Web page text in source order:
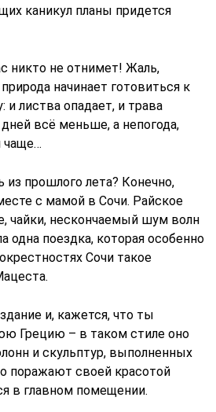
каникул планы придется
никто не отнимет! Жаль,
начинает готовиться к
и листва опадает, и трава
всё меньше, а непогода,
чаще…
прошлого лета? Конечно,
с мамой в Сочи. Райское
чайки, нескончаемый шум волн
одна поездка, которая особенно
Сочи такое
и, кажется, что ты
Грецию – в таком стиле оно
и скульптур, выполненных
поражают своей красотой
в главном помещении.